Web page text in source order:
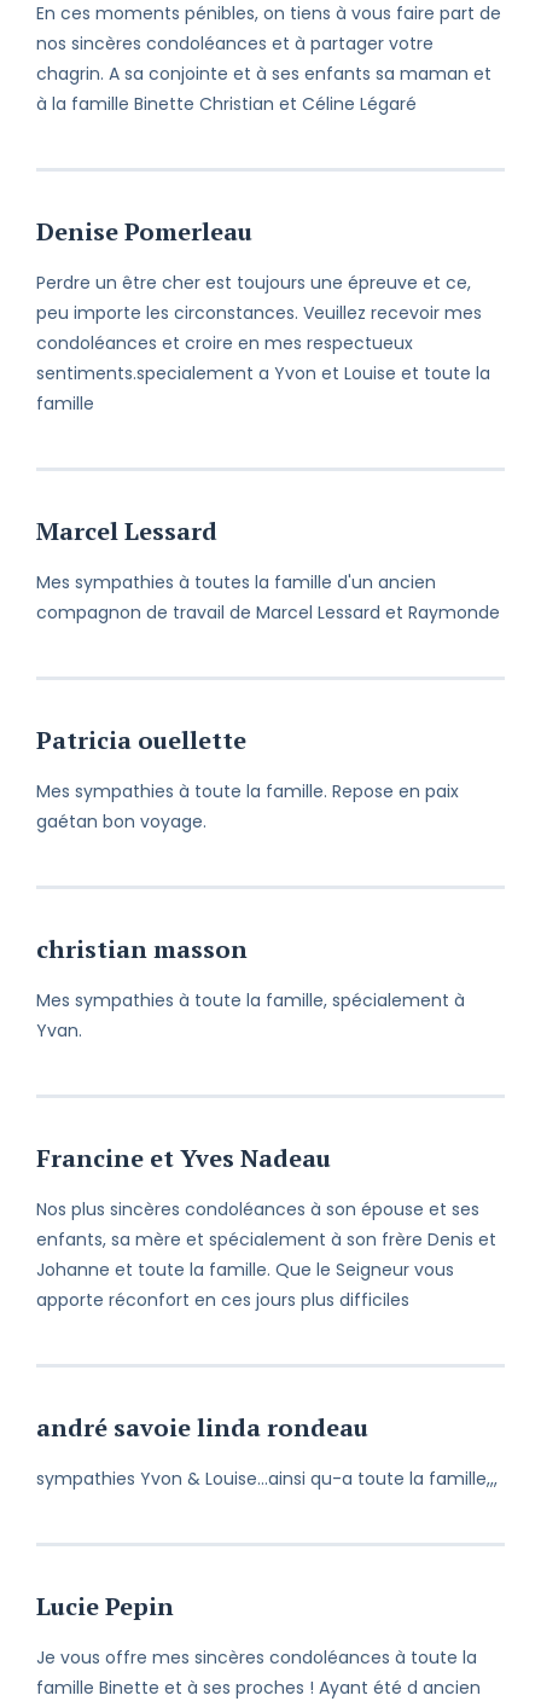
En ces moments pénibles, on tiens à vous faire part de
nos sincères condoléances et à partager votre
chagrin. A sa conjointe et à ses enfants sa maman et
à la famille Binette Christian et Céline Légaré
Denise Pomerleau
Perdre un être cher est toujours une épreuve et ce,
peu importe les circonstances. Veuillez recevoir mes
condoléances et croire en mes respectueux
sentiments.specialement a Yvon et Louise et toute la
famille
Marcel Lessard
Mes sympathies à toutes la famille d'un ancien
compagnon de travail de Marcel Lessard et Raymonde
Patricia ouellette
Mes sympathies à toute la famille. Repose en paix
gaétan bon voyage.
christian masson
Mes sympathies à toute la famille, spécialement à
Yvan.
Francine et Yves Nadeau
Nos plus sincères condoléances à son épouse et ses
enfants, sa mère et spécialement à son frère Denis et
Johanne et toute la famille. Que le Seigneur vous
apporte réconfort en ces jours plus difficiles
andré savoie linda rondeau
sympathies Yvon & Louise...ainsi qu-a toute la famille,,,
Lucie Pepin
Je vous offre mes sincères condoléances à toute la
famille Binette et à ses proches ! Ayant été d ancien